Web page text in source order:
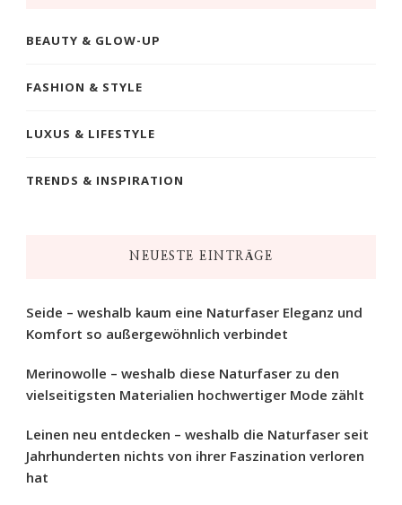
BEAUTY & GLOW-UP
FASHION & STYLE
LUXUS & LIFESTYLE
TRENDS & INSPIRATION
NEUESTE EINTRÄGE
Seide – weshalb kaum eine Naturfaser Eleganz und
Komfort so außergewöhnlich verbindet
Merinowolle – weshalb diese Naturfaser zu den
vielseitigsten Materialien hochwertiger Mode zählt
Leinen neu entdecken – weshalb die Naturfaser seit
Jahrhunderten nichts von ihrer Faszination verloren
hat